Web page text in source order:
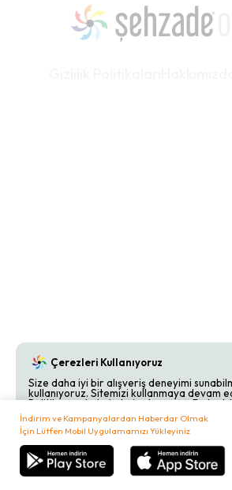
İndirim ve Kampanyalardan Haberdar Olmak
İçin Lütfen Mobil Uygulamamızı Yükleyiniz
Sepetim
Çerezleri Kullanıyoruz
Size daha iyi bir alışveriş deneyimi
kullanıyoruz. Sitemizi kullanmaya devam
Politikamızı kabul etmiş olursunuz.
Çerez Politikamızı
inceleyebilirsiniz.
Kabul Et